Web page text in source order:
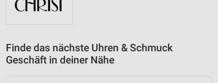
Finde das nächste Uhren & Schmuck
Geschäft in deiner Nähe